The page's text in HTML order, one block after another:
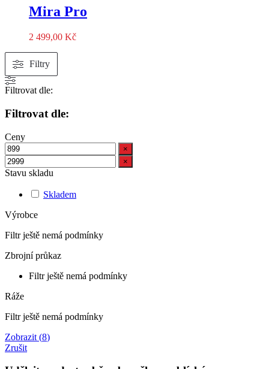
Mira Pro
2 499,00 Kč
Filtry
Filtrovat dle:
Filtrovat dle:
Ceny
×
×
Stavu skladu
Skladem
Výrobce
Filtr ještě nemá podmínky
Zbrojní průkaz
Filtr ještě nemá podmínky
Ráže
Filtr ještě nemá podmínky
Zobrazit (8)
Zrušit